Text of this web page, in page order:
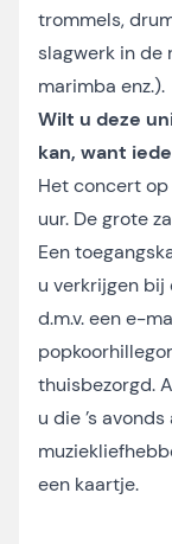
trommels,
slagwerk in de
marimba enz.).
Wilt u deze
kan, want
Het concert
uur. De grote
Een
u verkrijgen bij
d.m.v. een e-
thuisbezorgd.
u die ’s
een kaartje.